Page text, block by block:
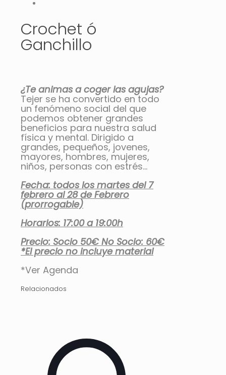
Crochet ó
Ganchillo
¿Te animas a coger las agujas?
Tejer se ha convertido en todo
un fenómeno social del que
podemos obtener grandes
beneficios para nuestra salud
física y mental. Dirigido a
grandes, pequeños, jovenes,
mayores, hombres, mujeres,
niños, personas con estrés…
Fecha: todos los martes del 7
febrero al 28 de Febrero
(prorrogable)
Horarios: 17:00 a 19:00h
Precio: Socio 50€ No Socio: 60€
*El precio no incluye material
*Ver Agenda
Relacionados